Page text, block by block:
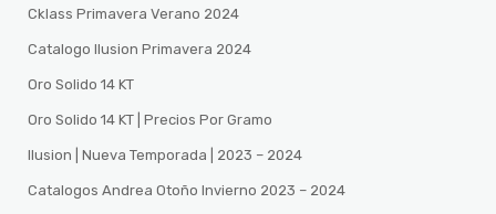
Cklass Primavera Verano 2024
Catalogo Ilusion Primavera 2024
Oro Solido 14 KT
Oro Solido 14 KT | Precios Por Gramo
Ilusion | Nueva Temporada | 2023 – 2024
Catalogos Andrea Otoño Invierno 2023 – 2024